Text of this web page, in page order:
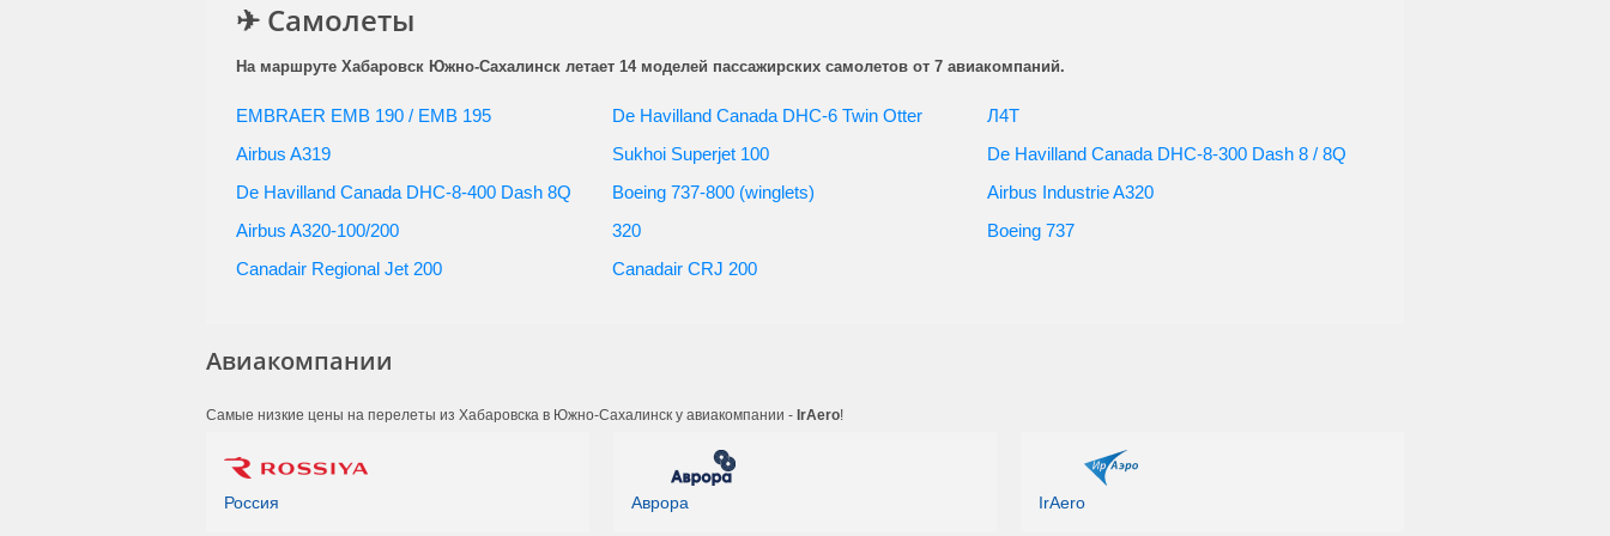
ИрАэро
ИрАэро
14:45 17:15 1ч. 30мин.
Аврора
15:15 17:35 1ч. 20мин.
Россия
(FV 5717)
17:50 пт по 23.10
(HZ 5620)
(FV 5717)
(S7 6513)
(HZ 5620)
✈ Самолеты
На маршруте Хабаровск Южно-Сахалинск летает 14 моделей пассажирских самолетов от 7 авиакомпаний.
EMBRAER EMB 190 / EMB 195 De Havilland Canada DHC-6 Twin Otter
Л4Т
Airbus A319
Sukhoi Superjet 100
De Havilland Canada DHC-8-300 Dash 8 / 8Q
De Havilland Canada DHC-8-400 Dash 8Q
Boeing 737-800 (winglets)
Airbus Industrie A320
Airbus A320-100/200
320
Boeing 737
Canadair Regional Jet 200
Canadair CRJ 200
Авиакомпании
Самые низкие цены на перелеты из Хабаровска в Южно-Сахалинск у авиакомпании - IrAero!
Россия Аврора IrAero